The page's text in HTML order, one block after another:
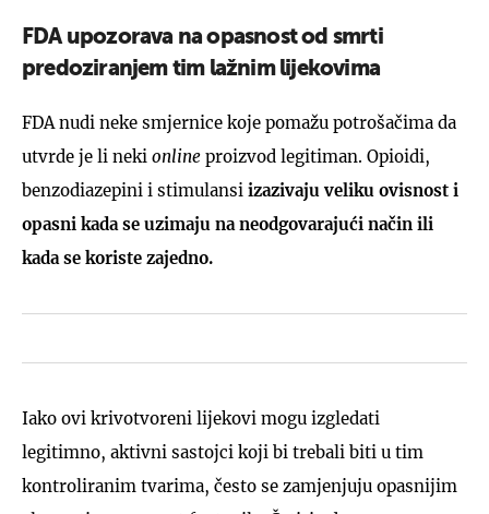
FDA upozorava na opasnost od smrti
predoziranjem tim lažnim lijekovima
FDA nudi neke smjernice koje pomažu potrošačima da
utvrde je li neki online proizvod legitiman. Opioidi,
benzodiazepini i stimulansi izazivaju veliku ovisnost i
opasni kada se uzimaju na neodgovarajući način ili
kada se koriste zajedno.
Iako ovi krivotvoreni lijekovi mogu izgledati
legitimno, aktivni sastojci koji bi trebali biti u tim
kontroliranim tvarima, često se zamjenjuju opasnijim